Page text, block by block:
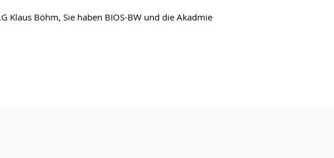
Klaus Böhm, Sie haben BIOS-BW und die Akadmie